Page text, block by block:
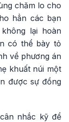
chăm lo cho
hẳn các bạn
lại hoàn
có thể bày tỏ
về phương án
khuất núi một
được sự đồng
nhắc kỹ để